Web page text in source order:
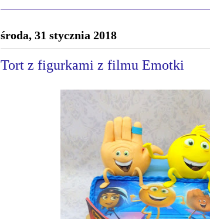
środa, 31 stycznia 2018
Tort z figurkami z filmu Emotki